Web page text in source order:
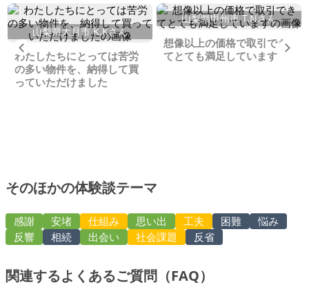
山梨県大月市 K.Kさん
わたしたちにとっては苦労
の多い物件を、納得して買
っていただけました
山梨県甲州市 T.Nさん
想像以上の価格で取引でき
てとても満足しています
そのほかの体験談テーマ
感謝 安堵 仕組み 思い出 工夫 困難
悩み
反響
相続 出会い 社会課題 反省
関連するよくあるご質問（FAQ）